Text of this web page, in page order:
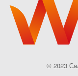
Instagram
© 2023